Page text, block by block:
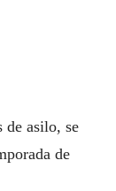
de asilo, se
de